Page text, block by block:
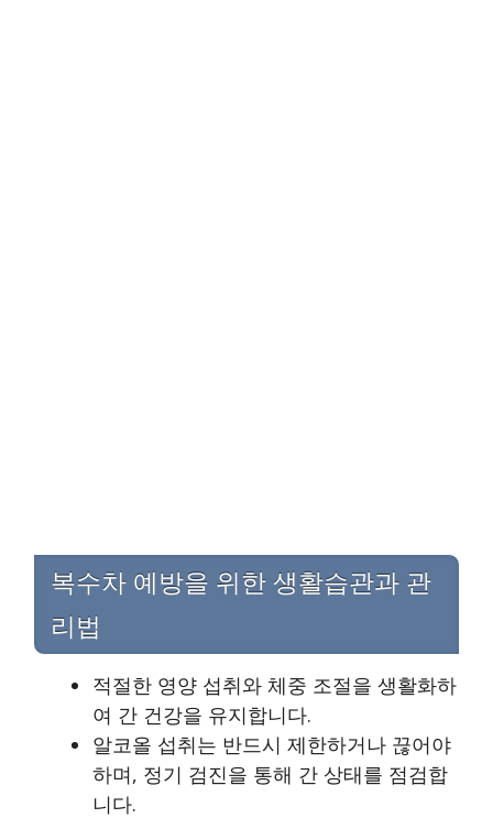
복수차 예방을 위한 생활습관과 관
리법
적절한 영양 섭취와 체중 조절을 생활화하
여 간 건강을 유지합니다.
알코올 섭취는 반드시 제한하거나 끊어야
하며, 정기 검진을 통해 간 상태를 점검합
니다.